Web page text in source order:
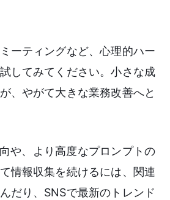
ーティングなど、心理的ハー
してみてください。小さな成
、やがて大きな業務改善へと
や、より高度なプロンプトの
情報収集を続けるには、関連
だり、SNSで最新のトレンド